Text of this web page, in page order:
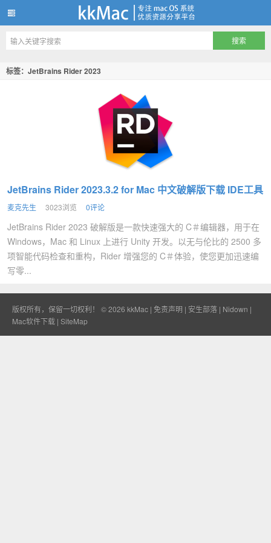
kkMac
标签：JetBrains Rider 2023
JetBrains Rider 2023.3.2 for Mac 中文破解版下载 IDE工具
麦克先生 3023浏览 0评论
JetBrains Rider 2023 破解版是一款快速强大的 C＃编辑器，用于在
Windows，Mac 和 Linux 上进行 Unity 开发。以无与伦比的 2500 多
项智能代码检查和重构，Rider 增强您的 C＃体验，使您更加迅速编
写零...
版权所有，保留一切权利！ © 2026 kkMac | 免责声明 | 安生部落 | Nidown |
Mac软件下载 | SiteMap